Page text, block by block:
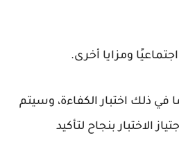
ومزايا أخرى.
30 يوما، بما في ذلك اختبار الكفاءة، وسيتم
الاختبار بنجاح لتأكيد